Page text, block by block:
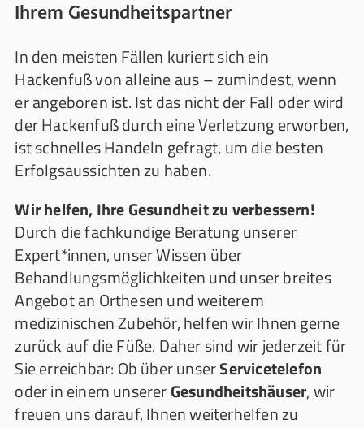
Ihrem Gesundheitspartner
In den meisten Fällen kuriert sich ein
Hackenfuß von alleine aus – zumindest, wenn
er angeboren ist. Ist das nicht der Fall oder wird
der Hackenfuß durch eine Verletzung erworben,
ist schnelles Handeln gefragt, um die besten
Erfolgsaussichten zu haben.
Wir helfen, Ihre Gesundheit zu verbessern!
Durch die fachkundige Beratung unserer
Expert*innen, unser Wissen über
Behandlungsmöglichkeiten und unser breites
Angebot an Orthesen und weiterem
medizinischen Zubehör, helfen wir Ihnen gerne
zurück auf die Füße. Daher sind wir jederzeit für
Sie erreichbar: Ob über unserServicetelefon
oder in einem unsererGesundheitshäuser, wir
freuen uns darauf, Ihnen weiterhelfen zu